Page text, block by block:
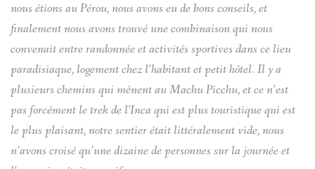
nous étions au Pérou, nous avons eu de bons conseils, et
finalement nous avons trouvé une combinaison qui nous
convenait entre randonnée et activités sportives dans ce lieu
paradisiaque, logement chez l’habitant et petit hôtel. Il y a
plusieurs chemins qui mènent au Machu Picchu, et ce n’est
pas forcément le trek de l’Inca qui est plus touristique qui est
le plus plaisant, notre sentier était littéralement vide, nous
n’avons croisé qu’une dizaine de personnes sur la journée et